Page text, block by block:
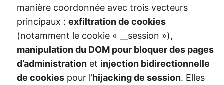
manière coordonnée avec trois vecteurs
principaux : exfiltration de cookies
(notamment le cookie « __session »),
manipulation du DOM pour bloquer des pages
d’administration et injection bidirectionnelle
de cookies pour l’hijacking de session. Elles